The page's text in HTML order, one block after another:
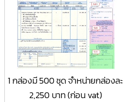
1 กล่องมี 500 ชุด จำหน่ายกล่องละ
2,250 บาท (ก่อน vat)